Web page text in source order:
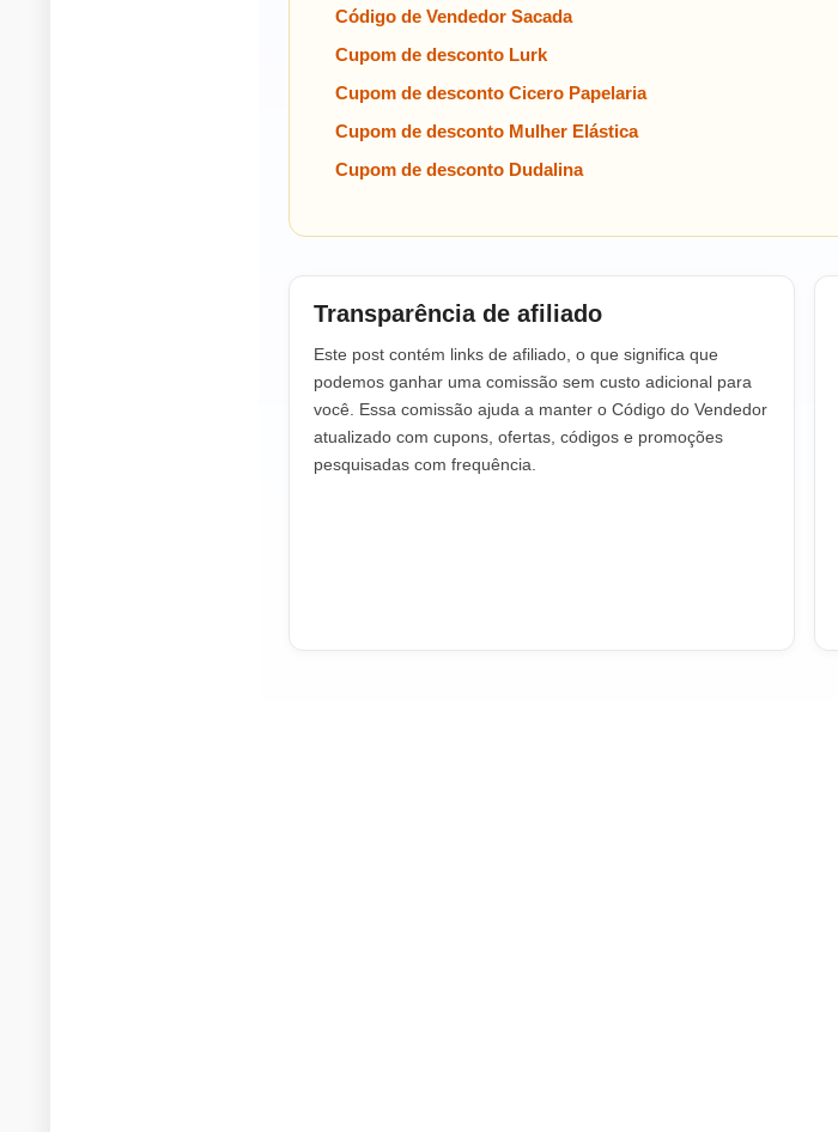
Código de Vendedor Sacada
Cupom de desconto Lurk
Cupom de desconto Cicero Papelaria
Cupom de desconto Mulher Elástica
Cupom de desconto Dudalina
Transparência de afiliado
Este post contém links de afiliado, o que significa que
podemos ganhar uma comissão sem custo adicional para
você. Essa comissão ajuda a manter o Código do Vendedor
atualizado com cupons, ofertas, códigos e promoções
pesquisadas com frequência.